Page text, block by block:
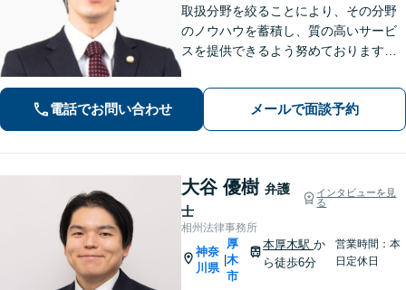
取扱分野を絞ることにより、その分野
のノウハウを蓄積し、質の高いサービ
スを提供できるよう努めております。
で、お困りの際はご相談ください。
電話でお問い合わせ メールで面談予約
大谷 優樹 弁護
士
インタビューを見
る
相州法律事務所
神奈
川県
|
厚
木
市
本厚木駅か
ら徒歩6分
営業時間：本
日定休日